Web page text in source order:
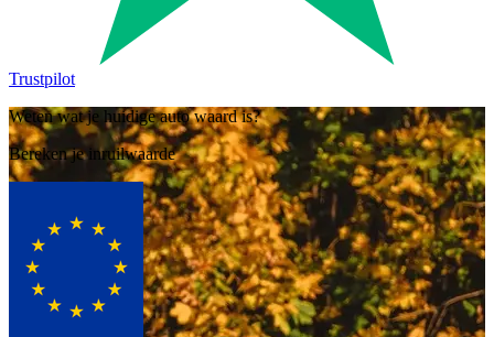
Trustpilot
Weten wat je huidige auto waard is?
Bereken je inruilwaarde